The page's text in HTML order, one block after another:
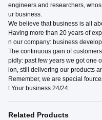
engineers and researchers,
ur business.
We believe that business is all
Having more than 20 years of
n our company: business
The continuous gain of
pidly: past few years we got one
ion, still delivering our products
Remember, we are special
t Your business 24/24.
Related Products